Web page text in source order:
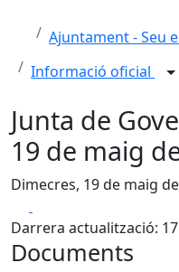
Ajuntament - Seu
Informació oficial
Junta de
19 de maig
Dimecres, 19 de maig
Darrera actualització:
Documents